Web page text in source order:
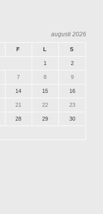
augusti 2026
F L S
1 2
7 8 9
14 15 16
21 22 23
28 29 30